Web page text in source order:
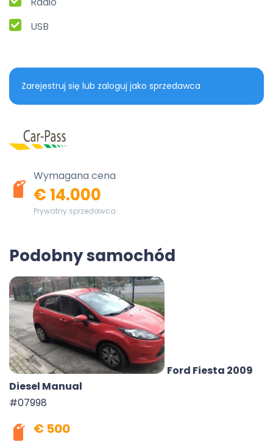
USB
Zarejestruj się lub zaloguj jako sprzedawca
Wymagana cena
€ 14.000
Prywatny sprzedawca
Podobny samochód
Ford Fiesta 2009
Diesel Manual
#07998
€ 500